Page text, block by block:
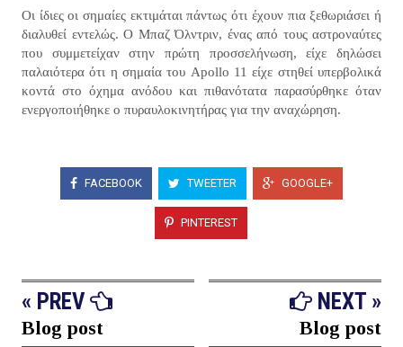
Οι ίδιες οι σημαίες εκτιμάται πάντως ότι έχουν πια ξεθωριάσει ή
διαλυθεί εντελώς. Ο Μπαζ Όλντριν, ένας από τους αστροναύτες
που συμμετείχαν στην πρώτη προσσελήνωση, είχε δηλώσει
παλαιότερα ότι η σημαία του Apollo 11 είχε στηθεί υπερβολικά
κοντά στο όχημα ανόδου και πιθανότατα παρασύρθηκε όταν
ενεργοποιήθηκε ο πυραυλοκινητήρας για την αναχώρηση.
FACEBOOK TWEETER GOOGLE+
PINTEREST
« PREV
Blog post
NEXT »
Blog post